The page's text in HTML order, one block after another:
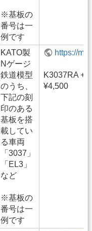
※基板の
番号は一
例です
KATO製
Nゲージ
鉄道模型
のうち、
下記の刻
印のある
基板を搭
載してい
る車両
「3037」
「EL3」
など
※基板の
番号は一
例です
https://
K3037RA +
¥4,500